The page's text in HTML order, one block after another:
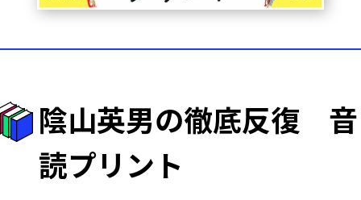
陰山英男の徹底反復 音
読プリント